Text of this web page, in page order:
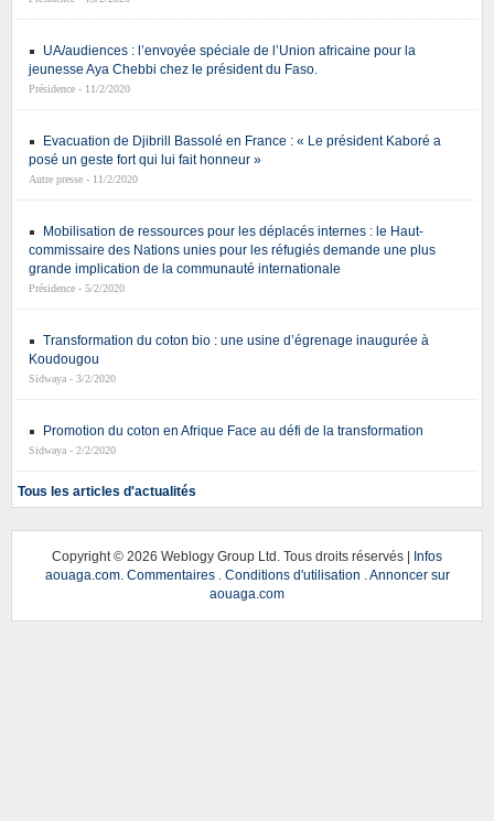
UA/audiences : l’envoyée spéciale de l’Union africaine pour la
jeunesse Aya Chebbi chez le président du Faso.
Présidence - 11/2/2020
Evacuation de Djibrill Bassolé en France : « Le président Kaboré a
posé un geste fort qui lui fait honneur »
Autre presse - 11/2/2020
Mobilisation de ressources pour les déplacés internes : le Haut-
commissaire des Nations unies pour les réfugiés demande une plus
grande implication de la communauté internationale
Présidence - 5/2/2020
Transformation du coton bio : une usine d’égrenage inaugurée à
Koudougou
Sidwaya - 3/2/2020
Promotion du coton en Afrique Face au défi de la transformation
Sidwaya - 2/2/2020
Tous les articles d'actualités
Copyright © 2026 Weblogy Group Ltd. Tous droits réservés | Infos
aouaga.com. Commentaires. Conditions d'utilisation
Annoncer sur
aouaga.com